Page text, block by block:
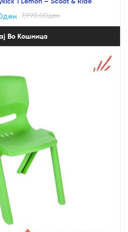
7,990.00ден
ден
Во Кошница